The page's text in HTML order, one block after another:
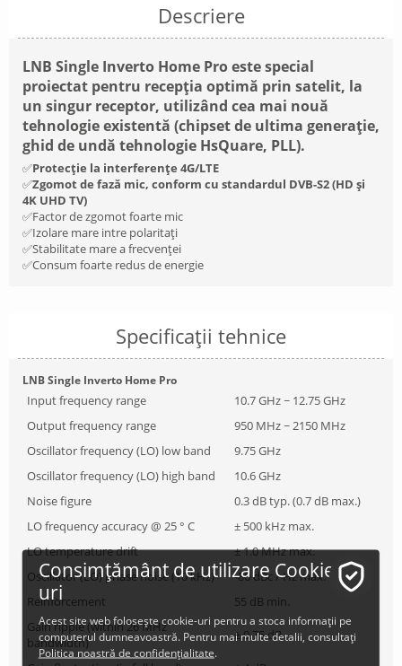
Descriere
LNB Single Inverto Home Pro este special
proiectat pentru recepția optimă prin satelit, la
un singur receptor, utilizând cea mai nouă
tehnologie existentă (chipset de ultima generație,
ghid de undă tehnologie HsQuare, PLL).
✅Protecție la interferențe 4G/LTE
✅Zgomot de fază mic, conform cu standardul DVB-S2 (HD și
4K UHD TV)
✅Factor de zgomot foarte mic
✅Izolare mare intre polaritați
✅Stabilitate mare a frecvenței
✅Consum foarte redus de energie
Specificații tehnice
LNB Single Inverto Home Pro
Input frequency range
10.7 GHz ~ 12.75 GHz
Output frequency range
950 MHz ~ 2150 MHz
Oscillator frequency (LO) low band
9.75 GHz
Oscillator frequency (LO) high band
10.6 GHz
Noise figure
0.3 dB typ. (0.7 dB max.)
LO frequency accuracy @ 25 ° C
± 500 kHz max.
LO temperature drift
± 1.0 MHz max.
Oscillator (LO) phase noise (10 kHz)
-80 dBc / Hz max.
Reinforcement
55 dB min.
Gain ripple (within 26 MHz
bandwidth)
± 0.75 dB
Consimțământ de utilizare Cookie-
uri
Acest site web folosește cookie-uri pentru a stoca informații pe
computerul dumneavoastră. Pentru mai multe detalii, consultați
Politica noastră de confidențialitate.